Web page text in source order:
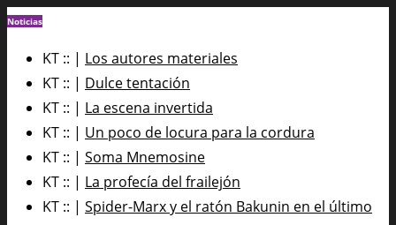
Noticias
KT :: | Los autores materiales
KT :: | Dulce tentación
KT :: | La escena invertida
KT :: | Un poco de locura para la cordura
KT :: | Soma Mnemosine
KT :: | La profecía del frailejón
KT :: | Spider-Marx y el ratón Bakunin en el último